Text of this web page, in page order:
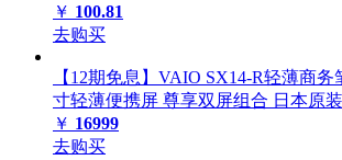
￥ 100.81
去购买
【12期免息】VAIO SX14-R轻薄商
寸轻薄便携屏 尊享双屏组合 日本原
￥ 16999
去购买